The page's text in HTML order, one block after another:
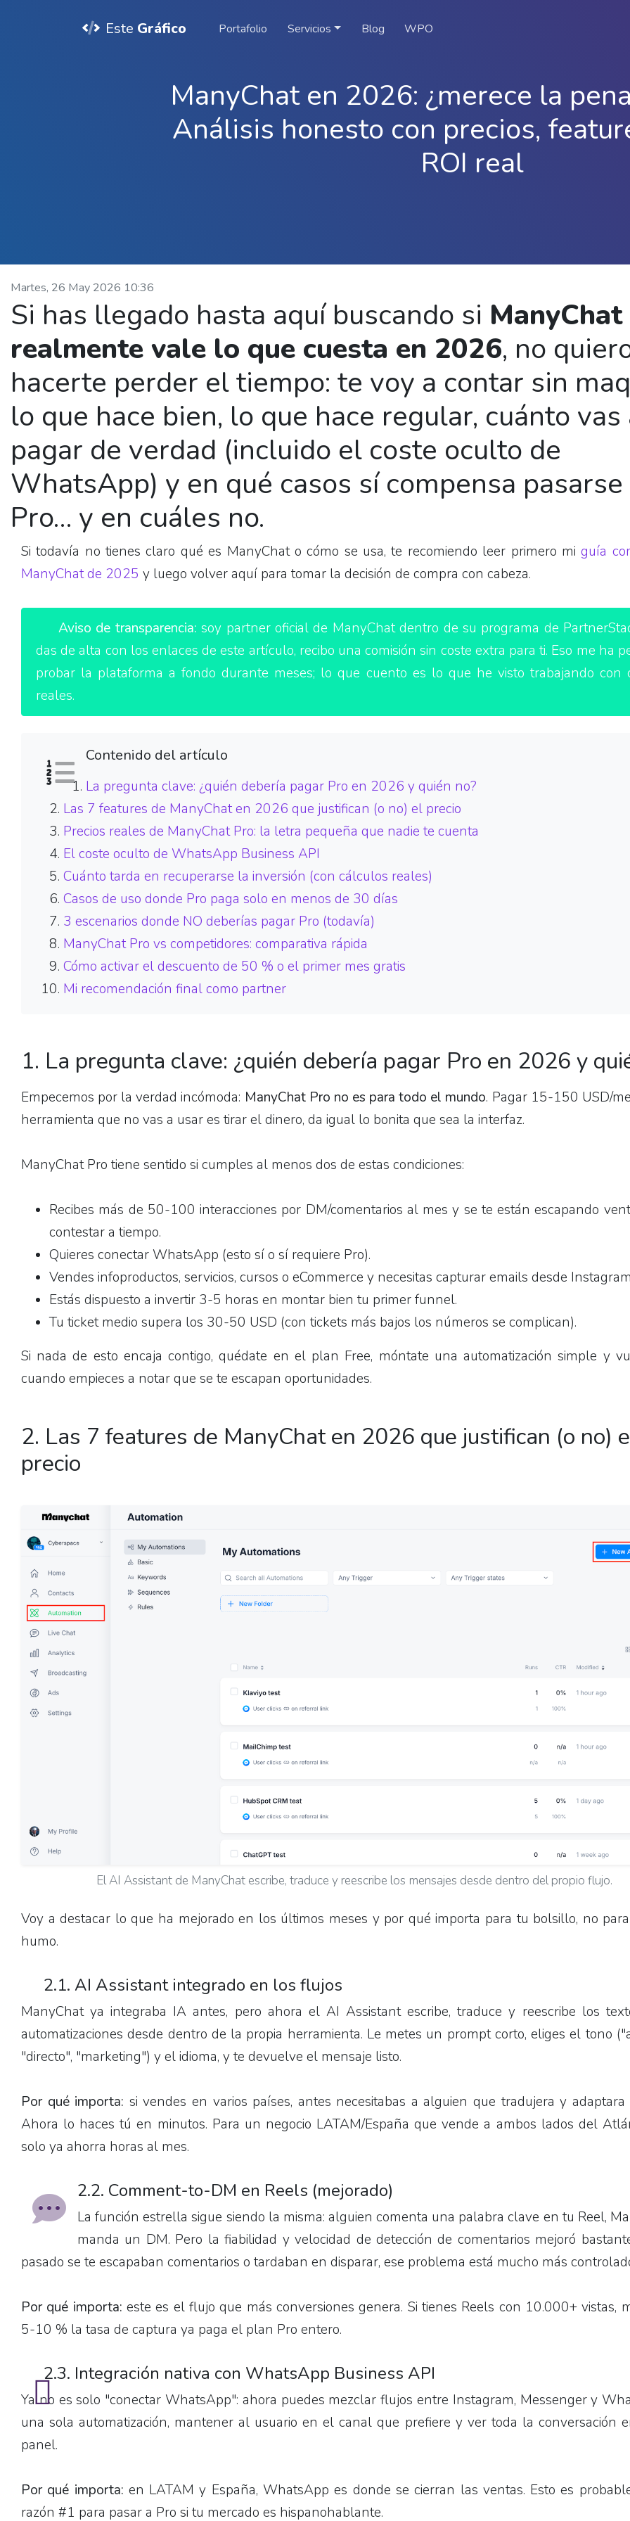
Este Gráfico Portafolio Servicios Blog WPO
ManyChat en 2026: ¿merece la
Análisis honesto con precios,
ROI real
Martes, 26 May 2026 10:36
Si has llegado hasta aquí buscando si ManyChat
realmente vale lo que cuesta en 2026, no
hacerte perder el tiempo: te voy a contar sin
lo que hace bien, lo que hace regular, cuánto vas
pagar de verdad (incluido el coste oculto de
WhatsApp) y en qué casos sí compensa pasarse
Pro… y en cuáles no.
Si todavía no tienes claro qué es ManyChat o cómo se usa, te recomiendo leer primero miguía
ManyChat de 2025 y luego volver aquí para tomar la decisión de compra con cabeza.
Aviso de transparencia: soy partner oficial de ManyChat dentro de su programa de
das de alta con los enlaces de este artículo, recibo una comisión sin coste extra para ti. Eso me ha
probar la plataforma a fondo durante meses; lo que cuento es lo que he visto trabajando con
reales.
Contenido del artículo
La pregunta clave: ¿quién debería pagar Pro en 2026 y quién no?
Las 7 features de ManyChat en 2026 que justifican (o no) el precio
Precios reales de ManyChat Pro: la letra pequeña que nadie te cuenta
El coste oculto de WhatsApp Business API
Cuánto tarda en recuperarse la inversión (con cálculos reales)
Casos de uso donde Pro paga solo en menos de 30 días
3 escenarios donde NO deberías pagar Pro (todavía)
ManyChat Pro vs competidores: comparativa rápida
Cómo activar el descuento de 50 % o el primer mes gratis
Mi recomendación final como partner
1. La pregunta clave: ¿quién debería pagar Pro en 2026 y
Empecemos por la verdad incómoda: ManyChat Pro no es para todo el mundo. Pagar 15-150 USD/
herramienta que no vas a usar es tirar el dinero, da igual lo bonita que sea la interfaz.
ManyChat Pro tiene sentido si cumples al menos dos de estas condiciones:
Recibes más de 50-100 interacciones por DM/comentarios al mes y se te están escapando
contestar a tiempo.
Quieres conectar WhatsApp (esto sí o sí requiere Pro).
Vendes infoproductos, servicios, cursos o eCommerce y necesitas capturar emails desde
Estás dispuesto a invertir 3-5 horas en montar bien tu primer funnel.
Tu ticket medio supera los 30-50 USD (con tickets más bajos los números se complican).
Si nada de esto encaja contigo, quédate en el plan Free, móntate una automatización simple y
cuando empieces a notar que se te escapan oportunidades.
2. Las 7 features de ManyChat en 2026 que justifican (o no)
precio
El AI Assistant de ManyChat escribe, traduce y reescribe los mensajes desde dentro del propio flujo.
Voy a destacar lo que ha mejorado en los últimos meses y por qué importa para tu bolsillo, no
humo.
2.1. AI Assistant integrado en los flujos
ManyChat ya integraba IA antes, pero ahora el AI Assistant escribe, traduce y reescribe los
automatizaciones desde dentro de la propia herramienta. Le metes un prompt corto, eliges el tono
"directo", "marketing") y el idioma, y te devuelve el mensaje listo.
Por qué importa: si vendes en varios países, antes necesitabas a alguien que tradujera y
Ahora lo haces tú en minutos. Para un negocio LATAM/España que vende a ambos lados del
solo ya ahorra horas al mes.
2.2. Comment-to-DM en Reels (mejorado)
La función estrella sigue siendo la misma: alguien comenta una palabra clave en tu Reel,
manda un DM. Pero la fiabilidad y velocidad de detección de comentarios mejoró
pasado se te escapaban comentarios o tardaban en disparar, ese problema está mucho más
Por qué importa: este es el flujo que más conversiones genera. Si tienes Reels con 10.000+ vistas,
5-10 % la tasa de captura ya paga el plan Pro entero.
2.3. Integración nativa con WhatsApp Business API
Ya no es solo "conectar WhatsApp": ahora puedes mezclar flujos entre Instagram, Messenger y
una sola automatización, mantener al usuario en el canal que prefiere y ver toda la conversación
panel.
Por qué importa: en LATAM y España, WhatsApp es donde se cierran las ventas. Esto es
razón #1 para pasar a Pro si tu mercado es hispanohablante.